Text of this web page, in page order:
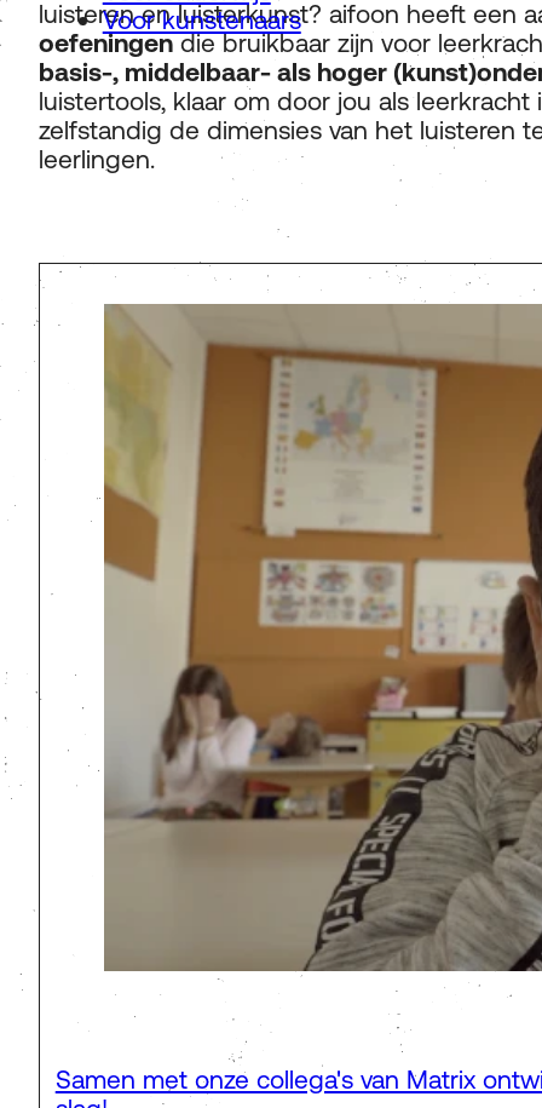
Voor kunstenaars
luisteren en luisterkunst? aifoon heeft een
oefeningendie bruikbaar zijn voor
basis-, middelbaar- als hoger
luistertools, klaar om door jou als
zelfstandig de dimensies van het luisteren
leerlingen.
Samen met onze collega's van Matrix